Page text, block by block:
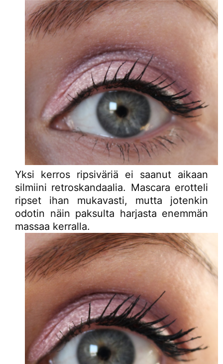
Yksi kerros ripsiväriä ei saanut aikaan
silmiini retroskandaalia. Mascara erotteli
ripset ihan mukavasti, mutta jotenkin
odotin näin paksulta harjasta enemmän
massaa kerralla.